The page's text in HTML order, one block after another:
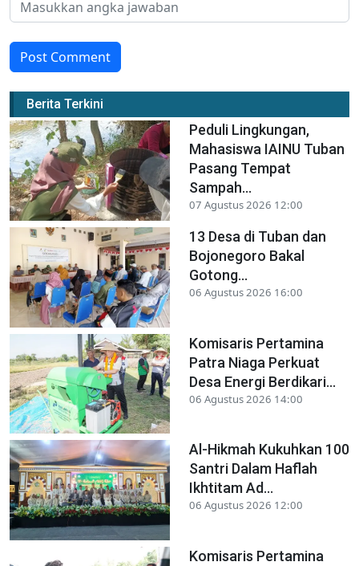
Post Comment
Berita Terkini
Peduli Lingkungan,
Mahasiswa IAINU Tuban
Pasang Tempat
Sampah...
07 Agustus 2026 12:00
13 Desa di Tuban dan
Bojonegoro Bakal
Gotong...
06 Agustus 2026 16:00
Komisaris Pertamina
Patra Niaga Perkuat
Desa Energi Berdikari...
06 Agustus 2026 14:00
Al-Hikmah Kukuhkan 100
Santri Dalam Haflah
Ikhtitam Ad...
06 Agustus 2026 12:00
Komisaris Pertamina